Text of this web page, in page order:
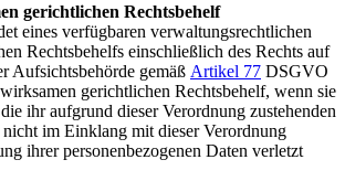
gerichtlichen Rechtsbehelf
eines verfügbaren verwaltungsrechtlichen
Rechtsbehelfs einschließlich des Rechts auf
Aufsichtsbehörde gemäß Artikel 77 DSGVO
gerichtlichen Rechtsbehelf, wenn sie
ihr aufgrund dieser Verordnung zustehenden
im Einklang mit dieser Verordnung
ihrer personenbezogenen Daten verletzt